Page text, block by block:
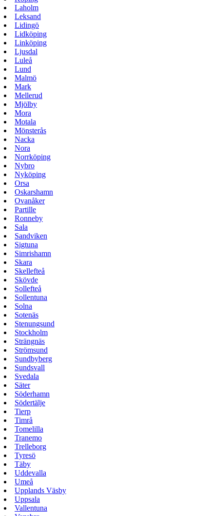
Laholm
Leksand
Lidingö
Lidköping
Linköping
Ljusdal
Luleå
Lund
Malmö
Mark
Mellerud
Mjölby
Mora
Motala
Mönsterås
Nacka
Nora
Norrköping
Nybro
Nyköping
Orsa
Oskarshamn
Ovanåker
Partille
Ronneby
Sala
Sandviken
Sigtuna
Simrishamn
Skara
Skellefteå
Skövde
Sollefteå
Sollentuna
Solna
Sotenäs
Stenungsund
Stockholm
Strängnäs
Strömsund
Sundbyberg
Sundsvall
Svedala
Säter
Söderhamn
Södertälje
Tierp
Timrå
Tomelilla
Tranemo
Trelleborg
Tyresö
Täby
Uddevalla
Umeå
Upplands Väsby
Uppsala
Vallentuna